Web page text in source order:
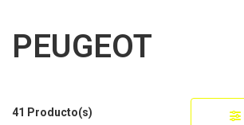
PEUGEOT
41 Producto(s)